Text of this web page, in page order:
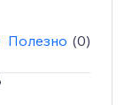
Полезно (0)